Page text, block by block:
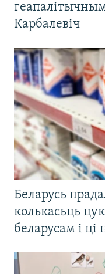
Карбалевіч
Беларусь
колькасьць
беларусам і